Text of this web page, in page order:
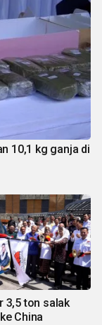
10,1 kg ganja di
3,5 ton salak
China